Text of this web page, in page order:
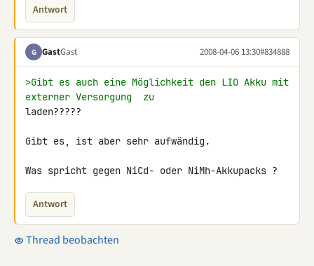
Antwort
G GastGast 2008-04-06 13:30#834888
>Gibt es auch eine Möglichkeit den LIO Akku mit
externer Versorgung  zu
laden?????
Gibt es, ist aber sehr aufwändig.
Was spricht gegen NiCd- oder NiMh-Akkupacks ?
Antwort
Thread beobachten